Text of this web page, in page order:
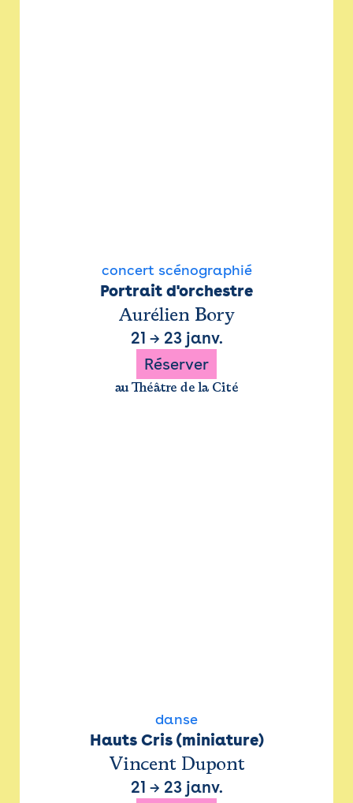
concert scénographié
Portrait d'orchestre
Aurélien Bory
21 → 23 janv.
Réserver
au Théâtre de la Cité
danse
Hauts Cris (miniature)
Vincent Dupont
21 → 23 janv.